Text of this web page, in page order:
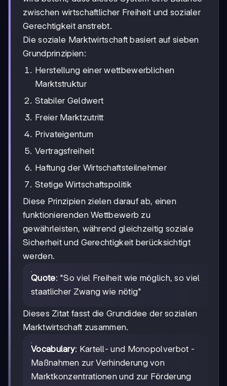
zwischen wirtschaftlicher Freiheit und sozialer
Gerechtigkeit anstrebt.
Die soziale Marktwirtschaft basiert auf sieben
Grundprinzipien:
Herstellung einer wettbewerblichen
Marktstruktur
Stabiler Geldwert
Freier Marktzutritt
Privateigentum
Vertragsfreiheit
Haftung der Wirtschaftsteilnehmer
Stetige Wirtschaftspolitik
Diese Prinzipien zielen darauf ab, einen
funktionierenden Wettbewerb zu
gewährleisten, während gleichzeitig soziale
Sicherheit und Gerechtigkeit berücksichtigt
werden.
Quote: "So viel Freiheit wie möglich, so viel
staatlicher Zwang wie nötig"
Dieses Zitat fasst die Grundidee der sozialen
Marktwirtschaft zusammen.
Vocabulary: Kartell- und Monopolverbot -
Maßnahmen zur Verhinderung von
Marktkonzentrationen und zur Förderung